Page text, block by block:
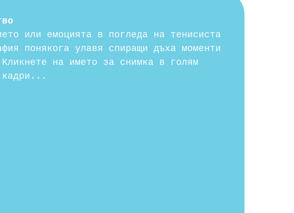
или емоцията в погледа на тенисиста
понякога улавя спиращи дъха моменти
на името за снимка в голям
кадри...